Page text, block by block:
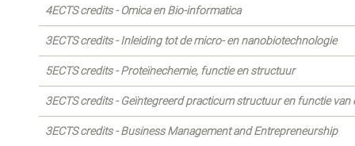
4ECTS credits - Omica en Bio-informatica
3ECTS credits - Inleiding tot de micro- en nanobiotechnologie
5ECTS credits - Proteïnechemie, functie en structuur
3ECTS credits - Geïntegreerd practicum structuur en functie van
3ECTS credits - Business Management and Entrepreneurship